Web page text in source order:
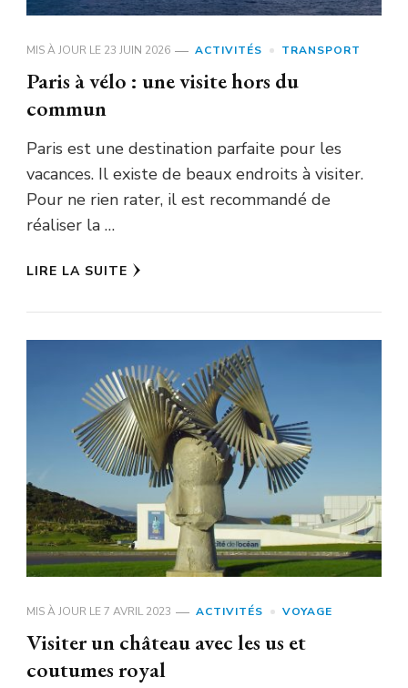
MIS À JOUR LE 23 JUIN 2026 ACTIVITÉS TRANSPORT
Paris à vélo : une visite hors du
commun
Paris est une destination parfaite pour les
vacances. Il existe de beaux endroits à visiter.
Pour ne rien rater, il est recommandé de
réaliser la …
LIRE LA SUITE
MIS À JOUR LE7 AVRIL 2023 ACTIVITÉS VOYAGE
Visiter un château avec les us et
coutumes royal